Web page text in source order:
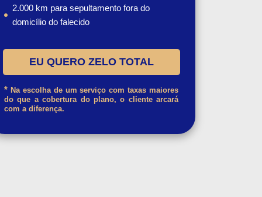
2.000 km para sepultamento fora do
domicílio do falecido
EU QUERO ZELO TOTAL
* Na escolha de um serviço com taxas maiores
do que a cobertura do plano, o cliente arcará
com a diferença.